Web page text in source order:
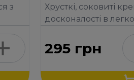
з
Хрусткі, соковиті
досконалості в
295 грн